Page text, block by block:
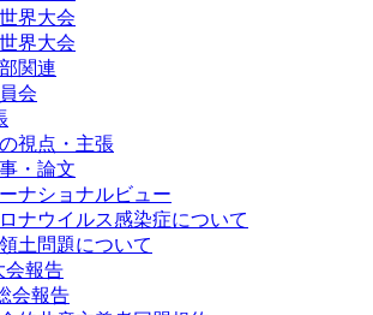
界大会
界大会
関連
会
視点・主張
・論文
ナショナルビュー
ナウイルス感染症について
土問題について
会報告
会報告